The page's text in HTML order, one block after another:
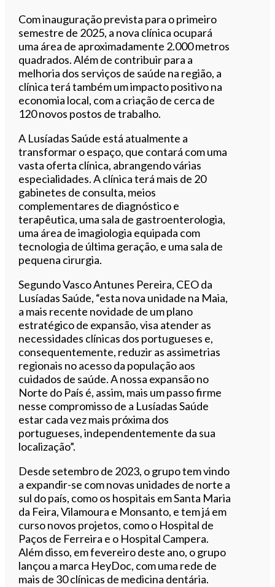
Com inauguração prevista para o primeiro
semestre de 2025, a nova clínica ocupará
uma área de aproximadamente 2.000 metros
quadrados. Além de contribuir para a
melhoria dos serviços de saúde na região, a
clínica terá também um impacto positivo na
economia local, com a criação de cerca de
120 novos postos de trabalho.
A Lusíadas Saúde está atualmente a
transformar o espaço, que contará com uma
vasta oferta clínica, abrangendo várias
especialidades. A clínica terá mais de 20
gabinetes de consulta, meios
complementares de diagnóstico e
terapêutica, uma sala de gastroenterologia,
uma área de imagiologia equipada com
tecnologia de última geração, e uma sala de
pequena cirurgia.
Segundo Vasco Antunes Pereira, CEO da
Lusíadas Saúde, “esta nova unidade na Maia,
a mais recente novidade de um plano
estratégico de expansão, visa atender as
necessidades clínicas dos portugueses e,
consequentemente, reduzir as assimetrias
regionais no acesso da população aos
cuidados de saúde. A nossa expansão no
Norte do País é, assim, mais um passo firme
nesse compromisso de a Lusíadas Saúde
estar cada vez mais próxima dos
portugueses, independentemente da sua
localização”.
Desde setembro de 2023, o grupo tem vindo
a expandir-se com novas unidades de norte a
sul do país, como os hospitais em Santa Maria
da Feira, Vilamoura e Monsanto, e tem já em
curso novos projetos, como o Hospital de
Paços de Ferreira e o Hospital Campera.
Além disso, em fevereiro deste ano, o grupo
lançou a marca HeyDoc, com uma rede de
mais de 30 clínicas de medicina dentária.